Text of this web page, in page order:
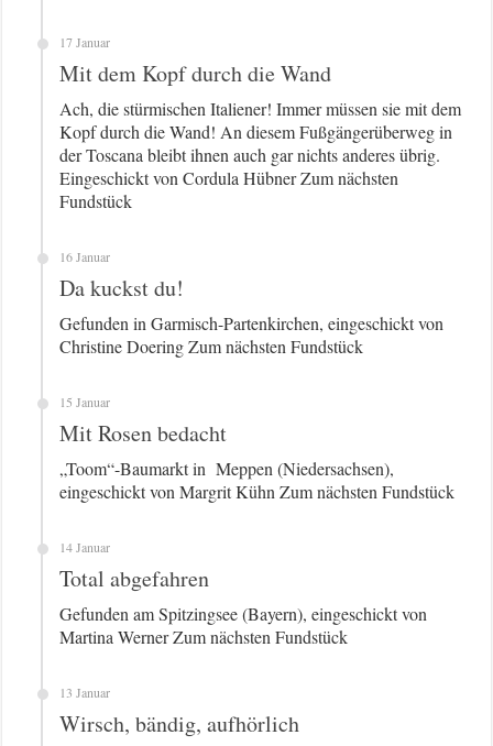
17 Januar
Mit dem Kopf durch die Wand
Ach, die stürmischen Italiener! Immer müssen sie mit dem
Kopf durch die Wand! An diesem Fußgängerüberweg in
der Toscana bleibt ihnen auch gar nichts anderes übrig.
Eingeschickt von Cordula Hübner Zum nächsten
Fundstück
16 Januar
Da kuckst du!
Gefunden in Garmisch-Partenkirchen, eingeschickt von
Christine Doering Zum nächsten Fundstück
15 Januar
Mit Rosen bedacht
„Toom“-Baumarkt in Meppen (Niedersachsen),
eingeschickt von Margrit Kühn Zum nächsten Fundstück
14 Januar
Total abgefahren
Gefunden am Spitzingsee (Bayern), eingeschickt von
Martina Werner Zum nächsten Fundstück
13 Januar
Wirsch, bändig, aufhörlich